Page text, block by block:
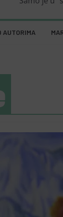
AUTORIMA